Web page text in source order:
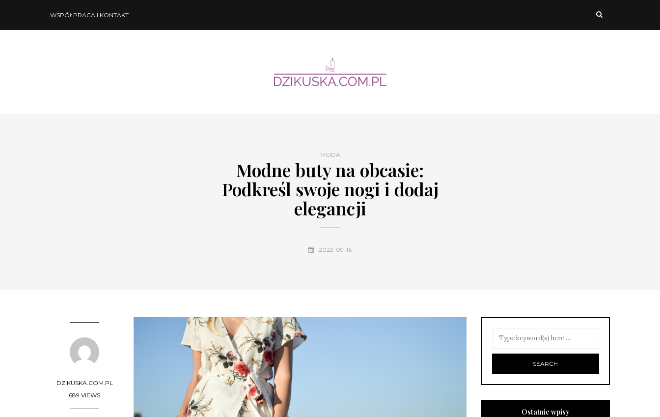
WSPÓŁPRACA I KONTAKT
MODA
Modne buty na obcasie:
Podkreśl swoje nogi i dodaj
elegancji
2022-09-16
DZIKUSKA.COM.PL
689 VIEWS
Ostatnie wpisy